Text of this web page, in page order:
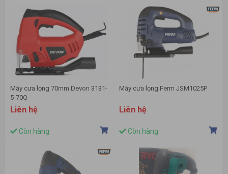
Máy cưa lọng 70mm Devon 3131-
5-70Q
Liên hệ
Còn hàng
Máy cưa lọng Ferm JSM1025P
Liên hệ
Còn hàng